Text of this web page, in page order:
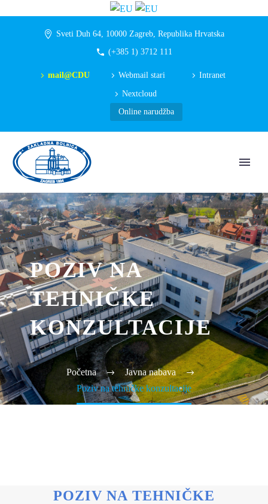
Sveti Duh 64, 10000 Zagreb, Republika Hrvatska
(+385 1) 3712 111
mail@CDU Webmail stari Intranet
Nextcloud
Online narudžba
POZIV NA
TEHNIČKE
KONZULTACIJE
Početna
Javna nabava
Poziv na tehničke konzultacije
POZIV NA TEHNIČKE